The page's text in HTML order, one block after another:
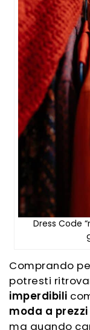
Dress Code
Comprando
potresti
imperdibili
moda a
ma quando